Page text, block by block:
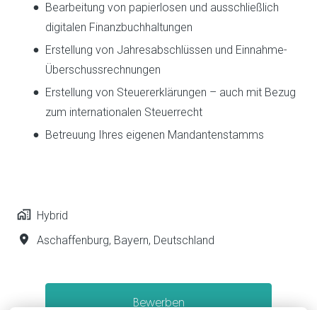
Bearbeitung von papierlosen und ausschließlich
digitalen Finanzbuchhaltungen
Erstellung von Jahresabschlüssen und Einnahme-
Überschussrechnungen
Erstellung von Steuererklärungen – auch mit Bezug
zum internationalen Steuerrecht
Betreuung Ihres eigenen Mandantenstamms
Hybrid
Aschaffenburg, Bayern, Deutschland
Bewerben